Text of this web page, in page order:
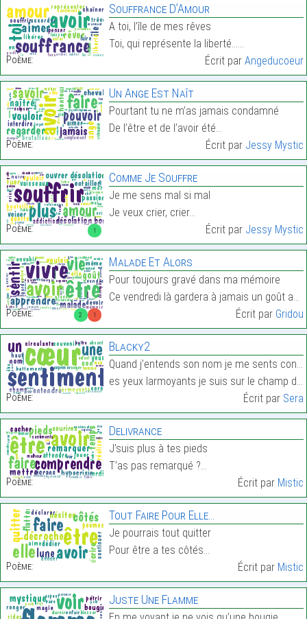
Poème:
Souffrance D’Amour
A toi, l’île de mes rêves
Toi, qui représente la liberté……
Écrit par Angeducoeur
Poème:
Un Ange Est Naît
Pourtant tu ne m’as jamais condamné
De l’être et de l’avoir été…
Écrit par Jessy Mystic
1
Poème:
Comme Je Souffre
Je me sens mal si mal
Je veux crier, crier…
Écrit par Jessy Mystic
2 1
Poème:
Malade Et Alors
Pour toujours gravé dans ma mémoire
Ce vendredi là gardera à jamais un goût amer…
Écrit par Gridou
Poème:
Blacky2
Quand j’entends son nom je me sents con car avec s
es yeux larmoyants je suis sur le champ de tous ce…
Écrit par Sera
Poème:
Delivrance
J’suis plus à tes pieds
T’as pas remarqué ?…
Écrit par Mistic
Poème:
Tout Faire Pour Elle…
Je pourrais tout quitter
Pour être a tes côtés…
Écrit par Mistic
Juste Une Flamme